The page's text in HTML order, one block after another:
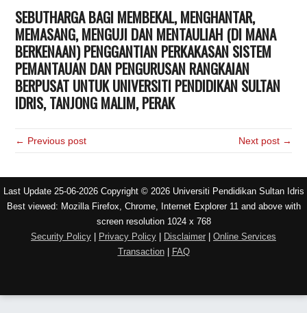
SEBUTHARGA BAGI MEMBEKAL, MENGHANTAR,
MEMASANG, MENGUJI DAN MENTAULIAH (DI MANA
BERKENAAN) PENGGANTIAN PERKAKASAN SISTEM
PEMANTAUAN DAN PENGURUSAN RANGKAIAN
BERPUSAT UNTUKUNIVERSITI PENDIDIKAN SULTAN
IDRIS, TANJONG MALIM, PERAK
← Previous post Next post →
Last Update 25-06-2026 Copyright © 2026 Universiti Pendidikan Sultan Idris
Best viewed: Mozilla Firefox, Chrome, Internet Explorer 11 and above with
screen resolution 1024 x 768
Security Policy Privacy Policy Disclaimer
Online Services
Transaction| FAQ